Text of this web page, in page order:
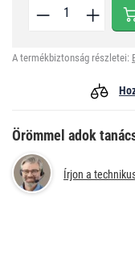
A termékbiztonság részletei:
Örömmel adok
Írjon a